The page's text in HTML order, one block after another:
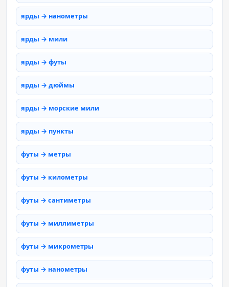
ярды → нанометры
ярды → мили
ярды → футы
ярды → дюймы
ярды → морские мили
ярды → пункты
футы → метры
футы → километры
футы → сантиметры
футы → миллиметры
футы → микрометры
футы → нанометры